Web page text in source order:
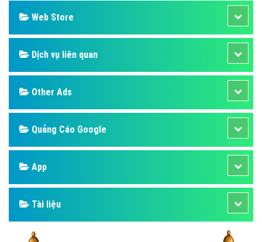
Web Store
Dịch vụ liên quan
Other Ads
Quảng Cáo Google
App
Tài liệu